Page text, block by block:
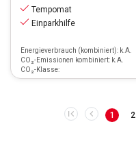
Tempomat
Einparkhilfe
Energieverbrauch (kombiniert): k.A.
CO₂-Emissionen kombiniert: k.A.
CO₂-Klasse:
1 2